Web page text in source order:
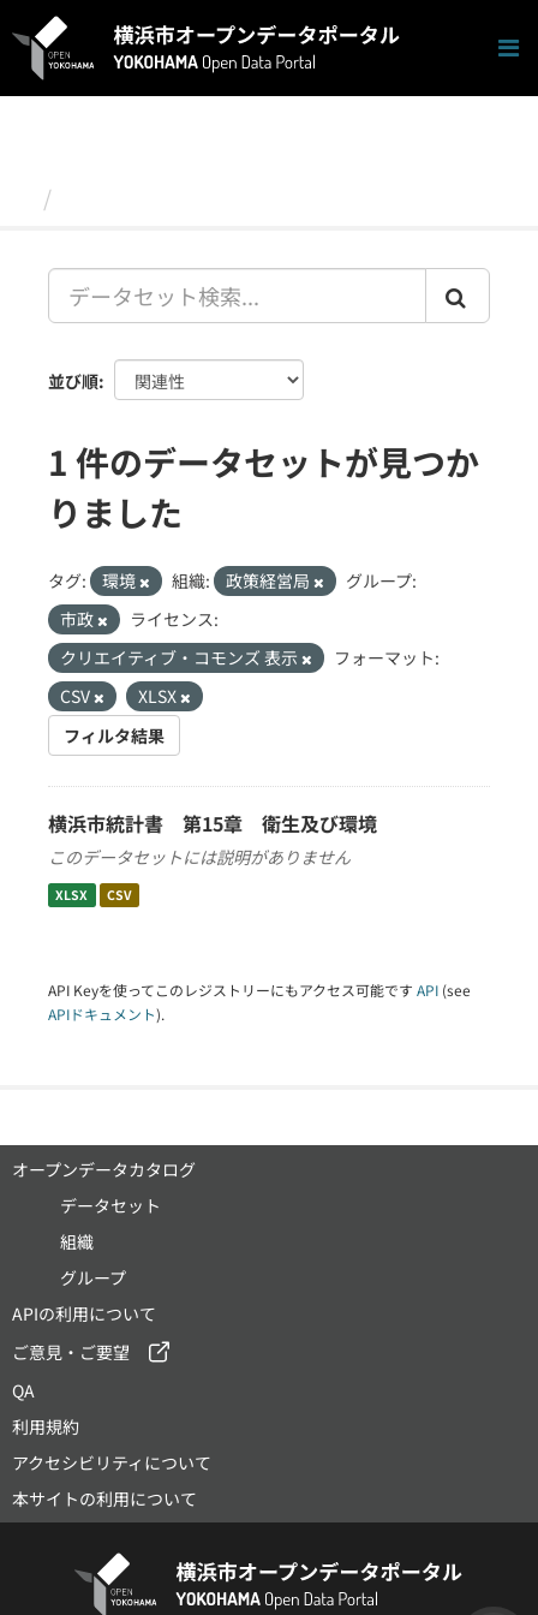
キ
並び順
1 件のデータセットが見つか
りました
タグ: 環境 組織: 政策経営局
グループ:
市政
ライセンス:
クリエイティブ・コモンズ 表示
フォーマット:
CSV
XLSX
フィルタ結果
横浜市統計書 第15章 衛生及び環境
このデータセットには説明がありません
XLSX CSV
API Keyを使ってこのレジストリーにもアクセス可能です API (see
APIドキュメント).
オープンデータカタログ
データセット
組織
グループ
APIの利用について
ご意見・ご要望
QA
利用規約
アクセシビリティについて
本サイトの利用について